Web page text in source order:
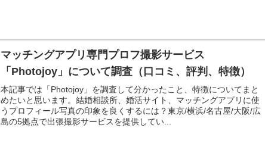
マッチングアプリ専門プロフ撮影サービス
「Photojoy」について調査（口コミ、評判、特徴）
本記事では「Photojoy」を調査して分かったこと、特徴についてまと
めたいと思います。結婚相談所、婚活サイト、マッチングアプリに使
うプロフィール写真の印象を良くするには？東京/横浜/名古屋/大阪/広
島の5拠点で出張撮影サービスを提供してい...